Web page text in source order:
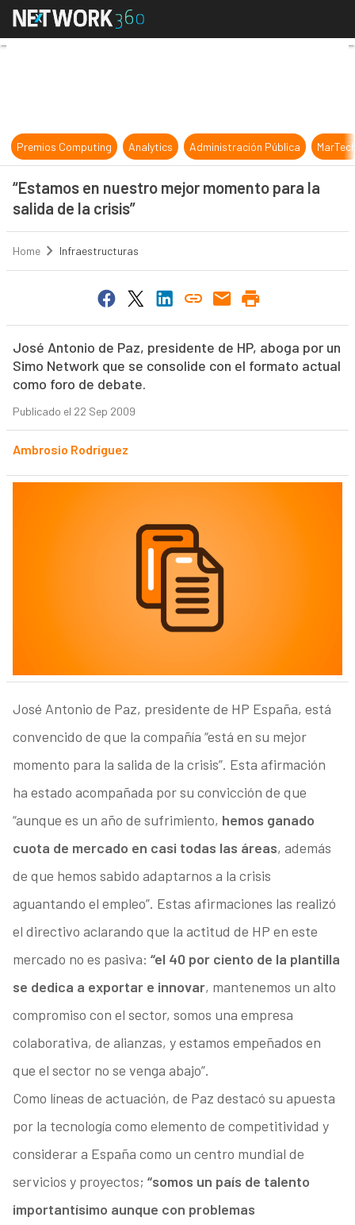
“Estamos en nuestro mejor
Premios Computing Analytics Administración Pública
“Estamos en nuestro mejor momento para la
salida de la crisis”
Home Infraestructuras
José Antonio de Paz, presidente de HP, aboga por un
Simo Network que se consolide con el formato actual
como foro de debate.
Publicado el 22 Sep 2009
Ambrosio Rodríguez
José Antonio de Paz, presidente de HP España, está
convencido de que la compañía “está en su mejor
momento para la salida de la crisis”. Esta afirmación
ha estado acompañada por su convicción de que
“aunque es un año de sufrimiento, hemos ganado
cuota de mercado en casi todas las áreas, además
de que hemos sabido adaptarnos a la crisis
aguantando el empleo”. Estas afirmaciones las realizó
el directivo aclarando que la actitud de HP en este
mercado no es pasiva: “el 40 por ciento de la plantilla
se dedica a exportar e innovar, mantenemos un alto
compromiso con el sector, somos una empresa
colaborativa, de alianzas, y estamos empeñados en
que el sector no se venga abajo”.
Como líneas de actuación, de Paz destacó su apuesta
por la tecnología como elemento de competitividad y
considerar a España como un centro mundial de
servicios y proyectos; “somos un país de talento
importantísimo aunque con problemas